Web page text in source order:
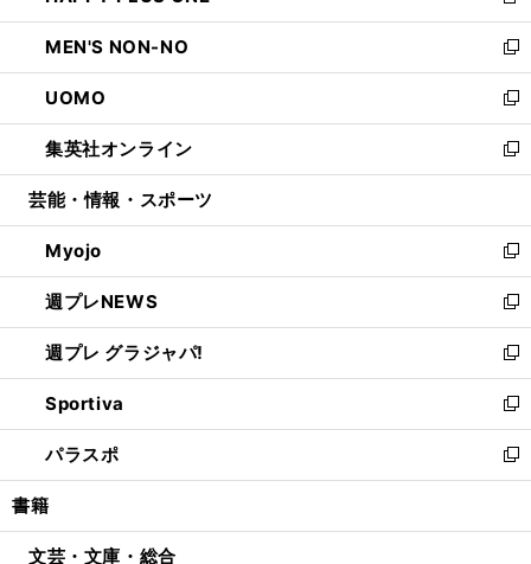
開
く
ウ
で
開
く
ン
ド
ウ
で
開
く
ウ
ィ
ン
ド
ウ
で
開
し
い
ウ
ィ
ン
ド
ウ
開
く
MEN'S NON-NO
新
し
い
ウ
ィ
ン
ウ
で
開
く
UOMO
新
し
い
ウ
ン
ド
ウ
で
開
く
集英社オンライン
新
し
ウ
ィ
ン
ド
ウ
で
開
く
芸能・情報・スポーツ
Myojo
新
し
い
ウ
ィ
ン
ド
ウ
で
開
週プレNEWS
新
し
い
ウ
ィ
ン
ド
ウ
開
週プレ グラジャパ!
新
し
い
ウ
ィ
ン
ウ
Sportiva
新
し
い
ウ
ン
パラスポ
新
し
ウ
書籍
文芸・文庫・総合